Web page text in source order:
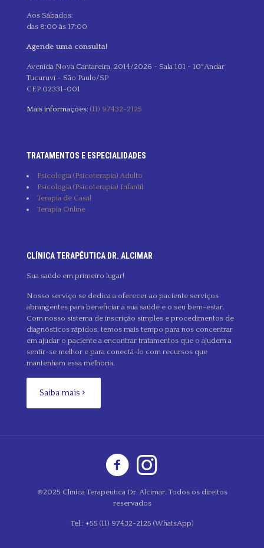
Aos Sábados:
das 8:00 às 17:00
Agende uma consulta!
Avenida Nova Cantareira, 2014/2026 - Sala 101 - 10°Andar
Tucuruvi – São Paulo/SP
CEP 02331-001
Mais informações: (11) 97432-2125
TRATAMENTOS E ESPECIALIDADES
Psicologia (Psicoterapia) Adulto
Psicologia (Psicoterapia) Infantil
Terapia de Casal
Terapia Online
CLÍNICA TERAPÊUTICA DR. ALCIMAR
Sua saúde em primeiro lugar!
Nosso serviço se dedica a oferecer ao paciente serviços
abrangentes para beneficiar a sua saúde e o seu bem-estar.
Com nosso sistema de inscrição simples e procedimentos de
diagnósticos rápidos, temos mais tempo para nos concentrar
em ajudar o paciente a encontrar tratamentos que o ajudem a
sentir-se melhor e para conectá-lo com recursos que
mantenham essa melhoria.
Saiba mais
®2025 Clínica Terapeutica Dr. Alcimar. Todos os direitos
reservados
Tel.: +55 (11) 97432-2125 (WhatsApp)